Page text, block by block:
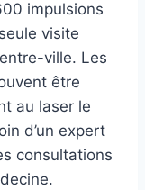
impulsions
visite
ville. Les
être
au laser le
d’un expert
consultations